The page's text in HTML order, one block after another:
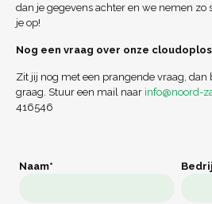
dan je gegevens achter en we nemen
je op!
Nog een vraag over onze
Zit jij nog met een prangende vraag,
graag. Stuur een mail naar info@noord-
416546
Naam*